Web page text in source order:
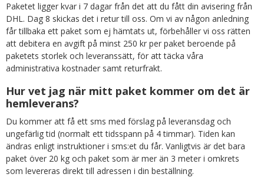
Paketet ligger kvar i 7 dagar från det att du fått din avisering från
DHL. Dag 8 skickas det i retur till oss. Om vi av någon anledning
får tillbaka ett paket som ej hämtats ut, förbehåller vi oss rätten
att debitera en avgift på minst 250 kr per paket beroende på
paketets storlek och leveranssätt, för att täcka våra
administrativa kostnader samt returfrakt.
Hur vet jag när mitt paket kommer om det är
hemleverans?
Du kommer att få ett sms med förslag på leveransdag och
ungefärlig tid (normalt ett tidsspann på 4 timmar). Tiden kan
ändras enligt instruktioner i sms:et du får. Vanligtvis är det bara
paket över 20 kg och paket som är mer än 3 meter i omkrets
som levereras direkt till adressen i din beställning.